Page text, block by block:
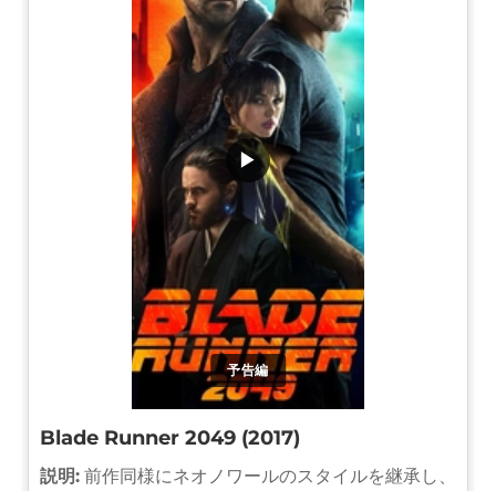
予告編
▶
Blade Runner 2049 (2017)
説明: 前作同様にネオノワールのスタイルを継承し、